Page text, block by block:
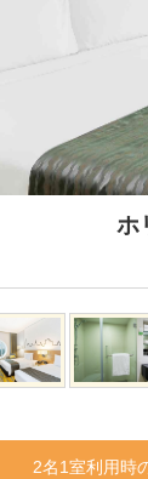
ホ
2名1室利用時